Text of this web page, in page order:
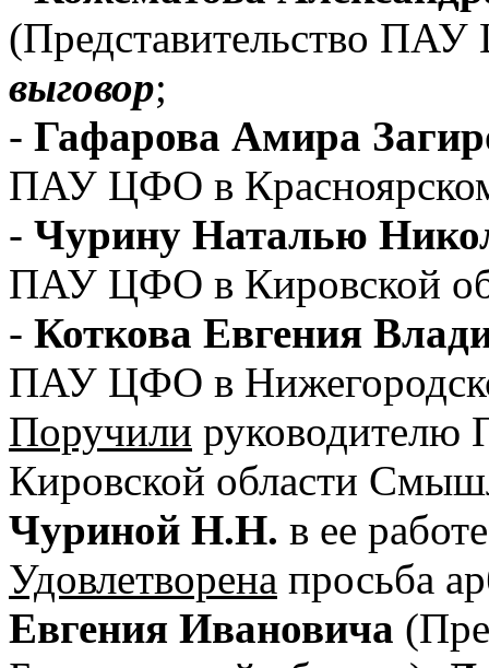
(Представительство
выговор;
- Гафарова Амира
ПАУ ЦФО в
- Чурину Наталью
ПАУ ЦФО в Кировской
- Коткова Евгения
ПАУ ЦФО в
Поручили руководителю
Кировской области
Чуриной Н.Н. в ее
Удовлетворена просьба
Евгения Ивановича